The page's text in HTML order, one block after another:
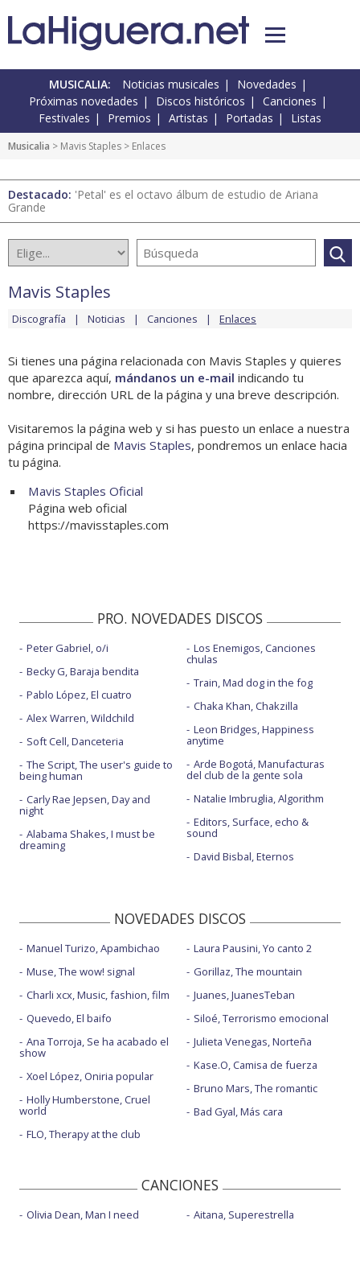
MUSICALIA: Noticias musicales
Novedades
Próximas novedades
Discos históricos
Canciones
Festivales
Premios Artistas Portadas Listas
Musicalia > Mavis Staples > Enlaces
Destacado: 'Petal' es el octavo álbum de estudio de Ariana
Grande
Mavis Staples
Discografía Noticias Canciones Enlaces
Si tienes una página relacionada con Mavis Staples y quieres
que aparezca aquí, mándanos un e-mail indicando tu
nombre, dirección URL de la página y una breve descripción.
Visitaremos la página web y si has puesto un enlace a nuestra
página principal de Mavis Staples, pondremos un enlace hacia
tu página.
Mavis Staples Oficial
Página web oficial
https://mavisstaples.com
PRO. NOVEDADES DISCOS
Peter Gabriel, o/i
Becky G, Baraja bendita
Pablo López, El cuatro
Alex Warren, Wildchild
Soft Cell, Danceteria
The Script, The user's guide to
being human
Carly Rae Jepsen, Day and
night
Alabama Shakes, I must be
dreaming
Los Enemigos, Canciones
chulas
Train, Mad dog in the fog
Chaka Khan, Chakzilla
Leon Bridges, Happiness
anytime
Arde Bogotá, Manufacturas
del club de la gente sola
Natalie Imbruglia, Algorithm
Editors, Surface, echo &
sound
David Bisbal, Eternos
NOVEDADES DISCOS
Manuel Turizo, Apambichao
Muse, The wow! signal
Charli xcx, Music, fashion, film
Quevedo, El baifo
Ana Torroja, Se ha acabado el
show
Xoel López, Oniria popular
Holly Humberstone, Cruel
world
FLO, Therapy at the club
Laura Pausini, Yo canto 2
Gorillaz, The mountain
Juanes, JuanesTeban
Siloé, Terrorismo emocional
Julieta Venegas, Norteña
Kase.O, Camisa de fuerza
Bruno Mars, The romantic
Bad Gyal, Más cara
CANCIONES
Olivia Dean, Man I need Aitana, Superestrella